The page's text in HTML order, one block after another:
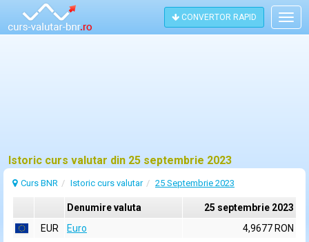
CONVERTOR RAPID
Istoric curs valutar din 25 septembrie 2023
Curs BNR Istoric curs valutar 25 Septembrie 2023
Denumire valuta
25 septembrie 2023
EUR
Euro
4,9677 RON